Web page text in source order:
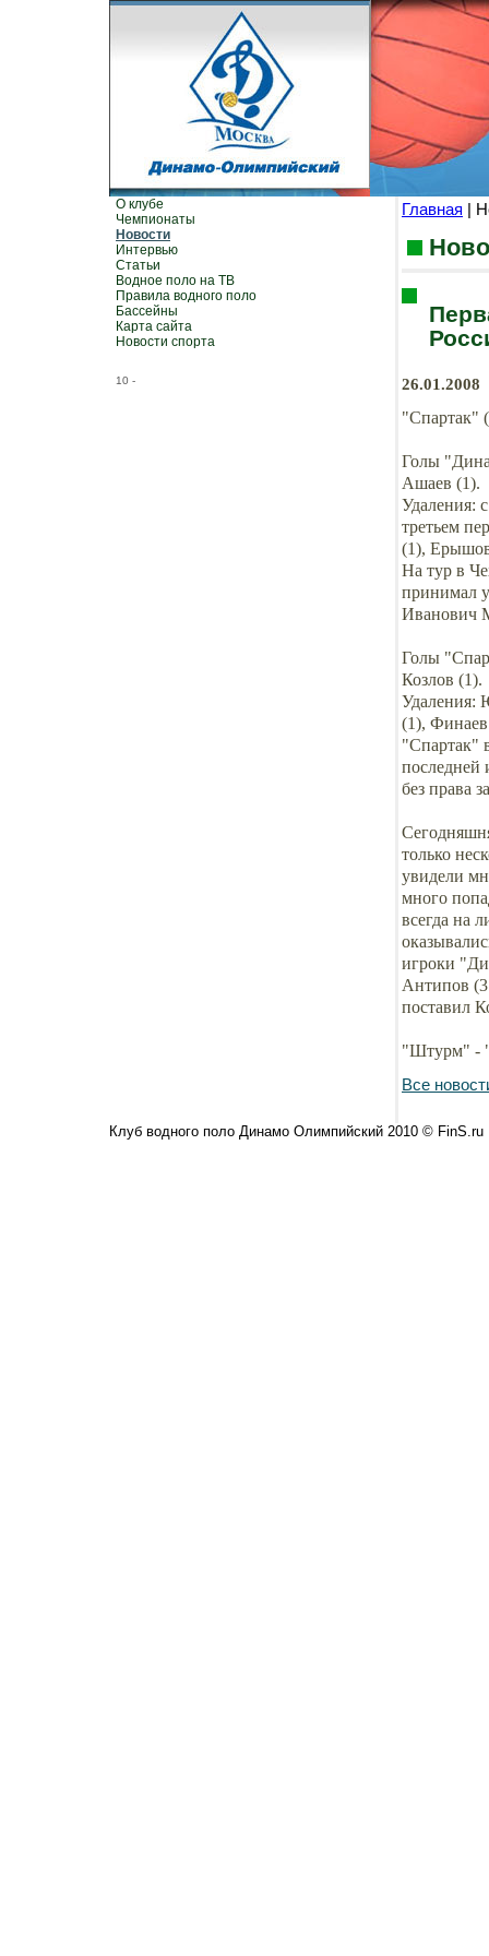
О клубе
Чемпионаты
Новости
Интервью
Статьи
Водное поло на ТВ
Правила водного поло
Бассейны
Карта сайта
Новости спорта
10 -
Главная |
26.01.2008
"Спартак"
Голы
Ашаев (1).
Удаления:
третьем
(1),
На тур в
принимал
Иванович
Голы
Козлов (1).
Удаления:
(1),
"Спартак"
последней
без права
только
увидели
много
всегда на
игроки
Антипов
поставил
"Штурм" -
Все
Клуб водного поло Динамо Олимпийский 2010 © FinS.ru